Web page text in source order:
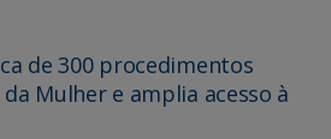
de 300 procedimentos
Mulher e amplia acesso à